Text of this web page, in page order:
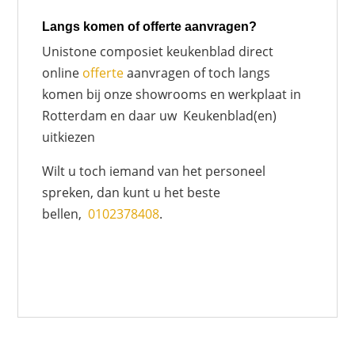
Langs komen of offerte aanvragen?
Unistone composiet keukenblad direct
online offerteaanvragen of toch langs
komen bij onze showrooms en werkplaat in
Rotterdam en daar uw Keukenblad(en)
uitkiezen
Wilt u toch iemand van het personeel
spreken, dan kunt u het beste
bellen,0102378408.